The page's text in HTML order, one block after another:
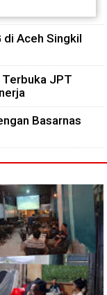
di Aceh Singkil
JPT
Basarnas